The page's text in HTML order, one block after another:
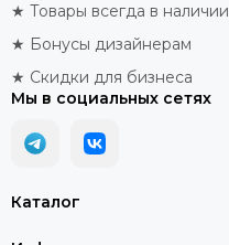
Каталог
★ Товары всегда в наличии
★ Бонусы дизайнерам
★ Скидки для бизнеса
Мы в социальных сетях